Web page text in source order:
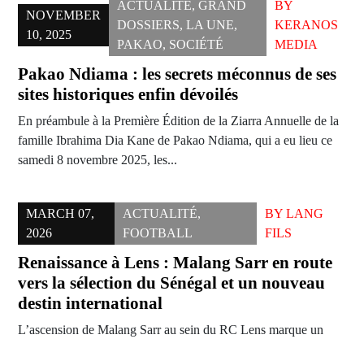
NOVEMBER
10, 2025
ACTUALITÉ, GRAND
DOSSIERS, LA UNE,
PAKAO, SOCIÉTÉ
BY
KERANOS
MEDIA
Pakao Ndiama : les secrets méconnus de ses
sites historiques enfin dévoilés
En préambule à la Première Édition de la Ziarra Annuelle de la
famille Ibrahima Dia Kane de Pakao Ndiama, qui a eu lieu ce
samedi 8 novembre 2025, les...
MARCH 07,
2026
ACTUALITÉ,
FOOTBALL
BY LANG
FILS
Renaissance à Lens : Malang Sarr en route
vers la sélection du Sénégal et un nouveau
destin international
L’ascension de Malang Sarr au sein du RC Lens marque un